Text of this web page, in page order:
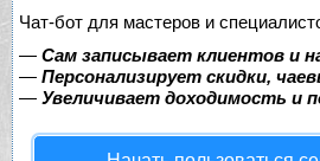
Чат-бот для мастеров и
— Сам записывает клиентов и
— Персонализирует скидки,
— Увеличивает доходимость и